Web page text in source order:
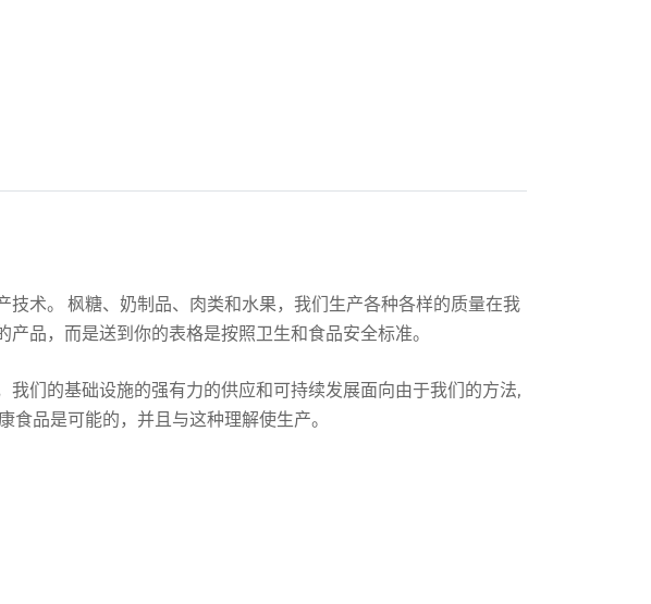
术。 枫糖、奶制品、肉类和水果，我们生产各种各样的质量在我
品，而是送到你的表格是按照卫生和食品安全标准。
们的基础设施的强有力的供应和可持续发展面向由于我们的方法,
品是可能的，并且与这种理解使生产。